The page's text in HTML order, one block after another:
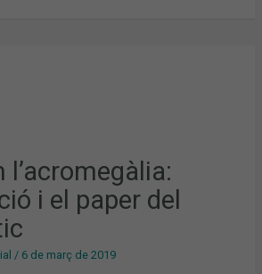
l’acromegàlia:
i el paper del
/ 6 de març de 2019